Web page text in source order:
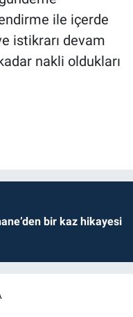
ile içerde
istikrarı devam
nakli oldukları
bir kaz hikayesi